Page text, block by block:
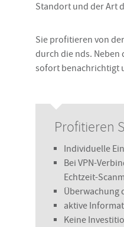
Standort und der Art
Sie profitieren von
durch die nds. Neben
sofort benachrichtigt
Profitieren
Individuelle
Bei VPN-
Echtzeit-
Überwachung
aktive
Keine